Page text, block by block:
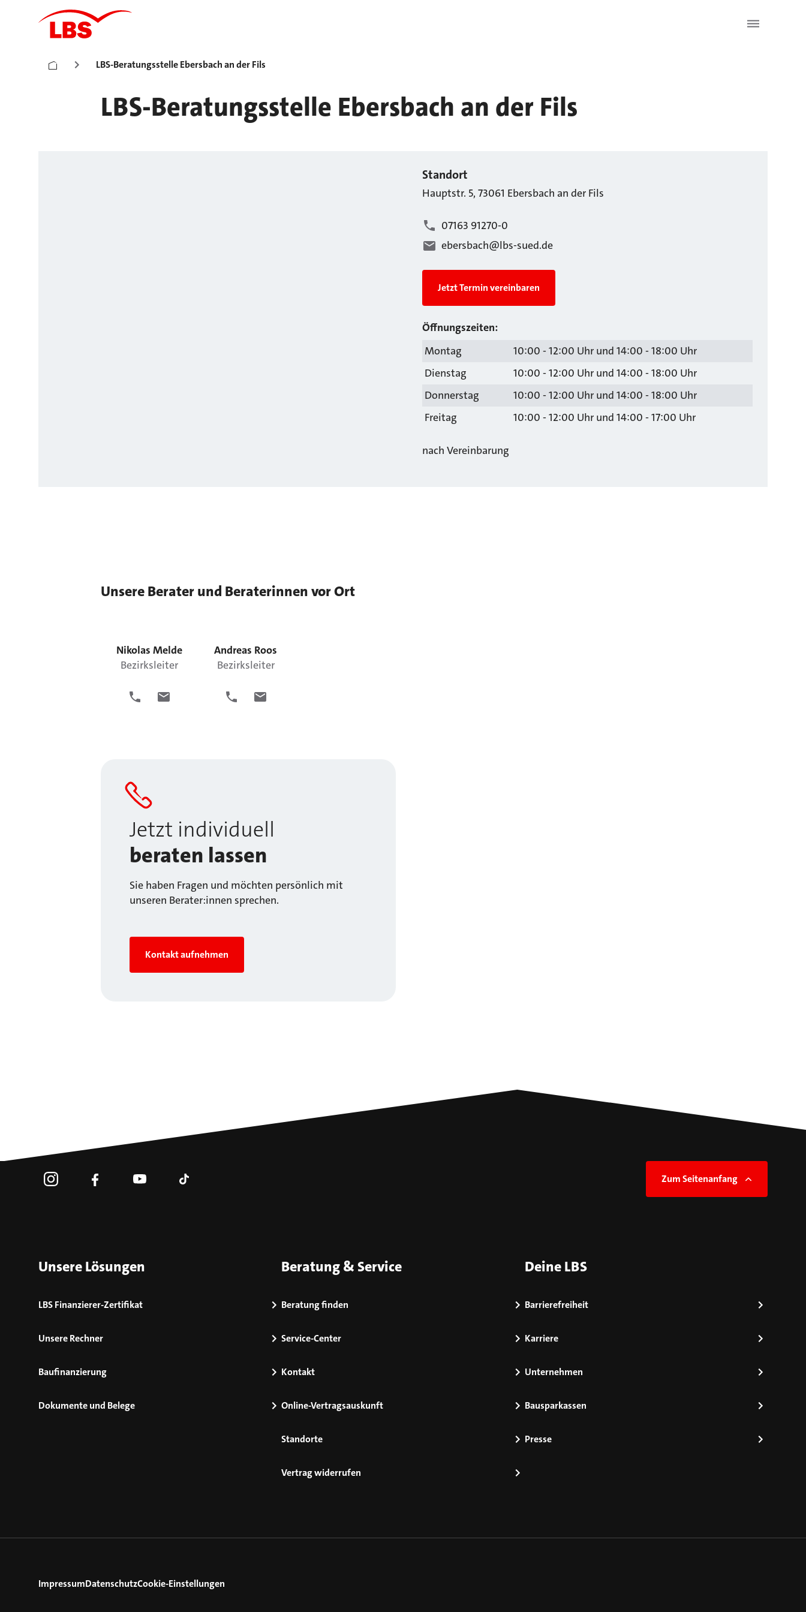
LBS-Beratungsstelle Ebersbach an der Fils
LBS-Beratungsstelle Ebersbach an der Fils
Standort
Hauptstr. 5, 73061 Ebersbach an der Fils
07163 91270-0
ebersbach@lbs-sued.de
Jetzt Termin vereinbaren
Öffnungszeiten:
Montag
10:00 - 12:00 Uhr und 14:00 - 18:00 Uhr
Dienstag
10:00 - 12:00 Uhr und 14:00 - 18:00 Uhr
Donnerstag
10:00 - 12:00 Uhr und 14:00 - 18:00 Uhr
Freitag
10:00 - 12:00 Uhr und 14:00 - 17:00 Uhr
nach Vereinbarung
Unsere Berater und Beraterinnen vor Ort
Nikolas Melde
Bezirksleiter
Andreas Roos
Bezirksleiter
Jetzt individuell
beraten lassen
Sie haben Fragen und möchten persönlich mit
unseren Berater:innen sprechen.
Kontakt aufnehmen
Zum Seitenanfang
Unsere Lösungen
LBS Finanzierer-Zertifikat
Unsere Rechner
Baufinanzierung
Dokumente und Belege
Beratung & Service
Beratung finden
Service-Center
Kontakt
Online-Vertragsauskunft
Standorte
Vertrag widerrufen
Deine LBS
Barrierefreiheit
Karriere
Unternehmen
Bausparkassen
Presse
ImpressumDatenschutzCookie-Einstellungen